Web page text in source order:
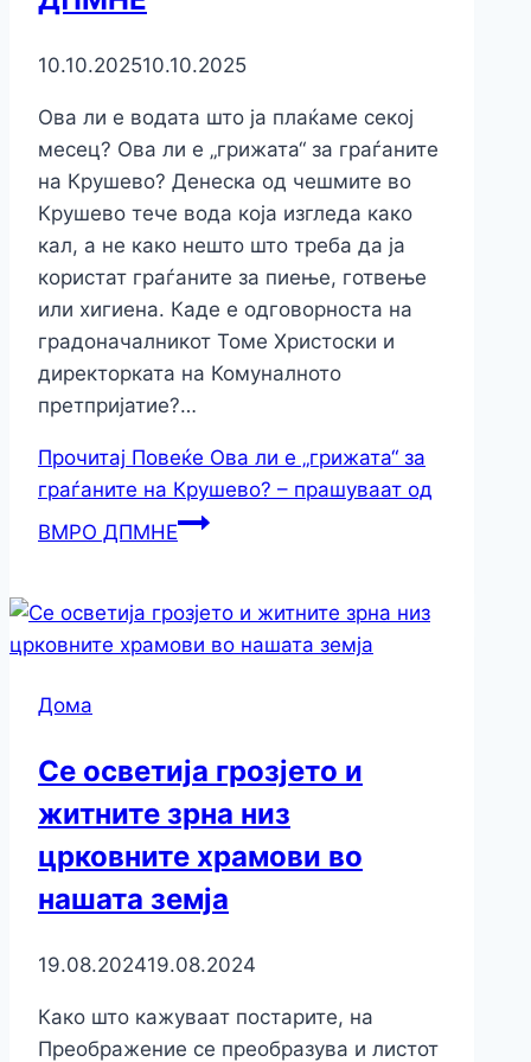
10.10.202510.10.2025
Ова ли е водата што ја плаќаме секој
месец? Ова ли е „грижата“ за граѓаните
на Крушево? Денеска од чешмите во
Крушево тече вода која изгледа како
кал, а не како нешто што треба да ја
користат граѓаните за пиење, готвење
или хигиена. Каде е одговорноста на
градоначалникот Томе Христоски и
директорката на Комуналното
претпријатие?…
Прочитај Повеќе Ова ли е „грижата“ за
граѓаните на Крушево? – прашуваат од
ВМРО ДПМНЕ
Дома
Се осветија грозјето и
житните зрна низ
црковните храмови во
нашата земја
19.08.202419.08.2024
Како што кажуваат постарите, на
Преображение се преобразува и листот